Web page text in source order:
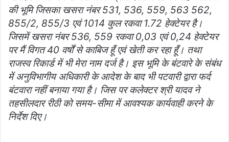
की भूमि जिसका खसरा नंबर 531, 536, 559, 563 562,
855/2, 855/3 एवं 1014 कुल रकवा 1.72 हेक्टेयर है।
जिसमें खसरा नंबर 536, 559 रकवा 0,03 एवं 0,24 हेक्टेयर
पर मैं विगत 40 वर्षों से काबिज हूँ एवं खेती कर रहा हूँ। तथा
राजस्व रिकार्ड में भी मेरा नाम दर्ज है। इस भूमि के बंटवारे के संबंध
में अनुविभागीय अधिकारी के आदेश के बाद भी पटवारी द्वारा फर्द
बंटवारा नहीं बनाया गया है। जिस पर कलेक्टर श्री यादव ने
तहसीलदार रीठी को समय-सीमा में आवश्यक कार्यवाही करने के
निर्देश दिए।